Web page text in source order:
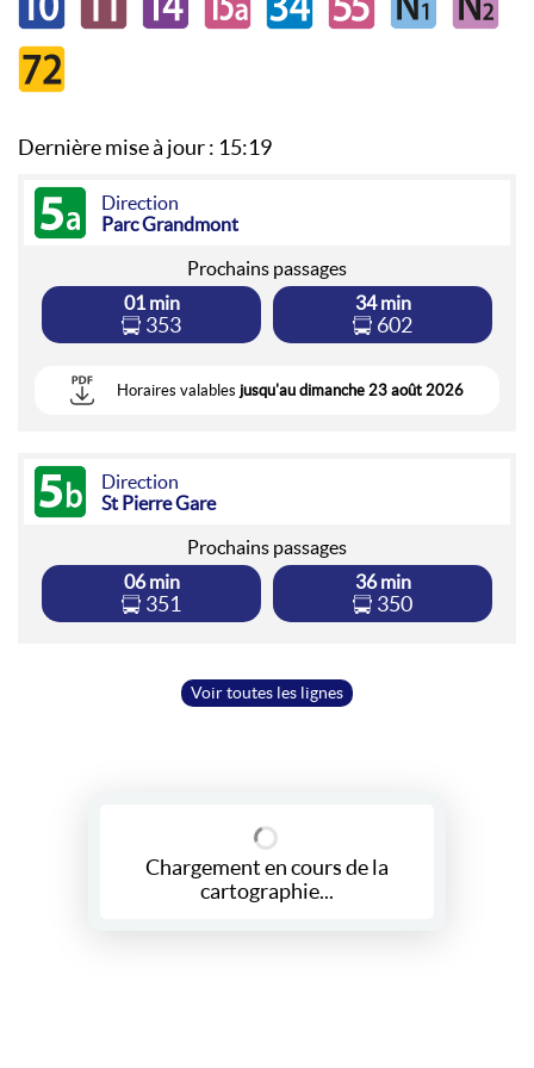
Dernière mise à jour : 15:19
5aDirection
Parc Grandmont
Prochains passages
01 min
353
34 min
602
Horaires valables jusqu'au dimanche 23 août 2026
5bDirection
St Pierre Gare
Prochains passages
06 min
351
36 min
350
Aucun passage dans la prochaine heure
Horaires valables jusqu'au vendredi 14 août 2026
Voir toutes les lignes
Chargement en cours de la
cartographie...